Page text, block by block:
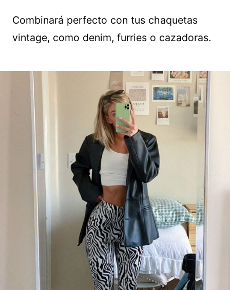
Combinará perfecto con tus chaquetas
vintage, como denim, furries o cazadoras.